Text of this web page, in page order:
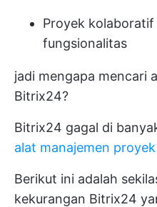
Proyek kolaboratif
fungsionalitas
jadi mengapa mencari
Bitrix24?
Bitrix24 gagal di
alat manajemen proyek
Berikut ini adalah
kekurangan Bitrix24